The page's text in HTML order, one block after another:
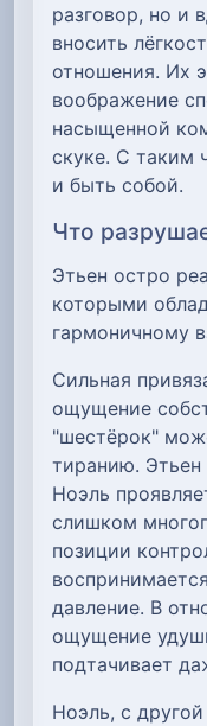
разговор, но и
вносить
отношения. Их
воображение
насыщенной
скуке. С таким
и быть собой.
Что
Этьен остро
которыми
гармоничному
Сильная
ощущение
"шестёрок"
тиранию. Этьен
Ноэль
слишком
позиции
давление. В
ощущение
подтачивает
Ноэль, с